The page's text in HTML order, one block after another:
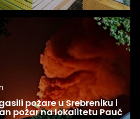
požare u Srebreniku i
požar na lokalitetu Pauč